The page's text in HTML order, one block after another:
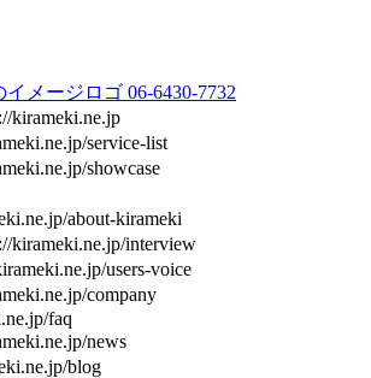
06-6430-7732
kirameki.ne.jp
service-list
showcase
about-kirameki
kirameki.ne.jp/interview
users-voice
company
faq
news
blog